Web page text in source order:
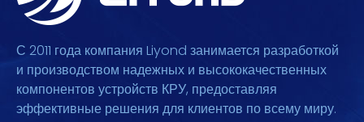
С 2011 года компания Liyond занимается разработкой
и производством надежных и высококачественных
компонентов устройств КРУ, предоставляя
эффективные решения для клиентов по всему миру.